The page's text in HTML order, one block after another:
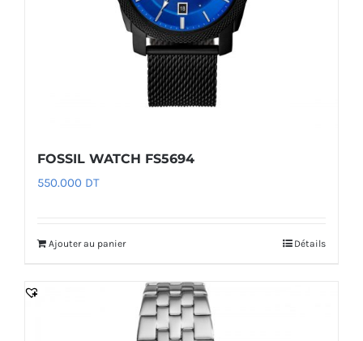
FOSSIL WATCH FS5694
550.000 DT
Ajouter au panier Détails